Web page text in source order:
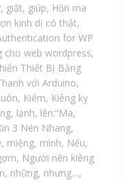
, giật, giúp, Hồn ma
kinh dị có thật,
for WP
cho web wordpress,
Thiết Bị Bằng
với Arduino,
, Kiểm, Kiêng kỵ
, lạnh, lên:“Ma,
3 Nén Nhang,
, miệng, mình, Nếu,
, Người nên kiêng
, những, nhưng…,